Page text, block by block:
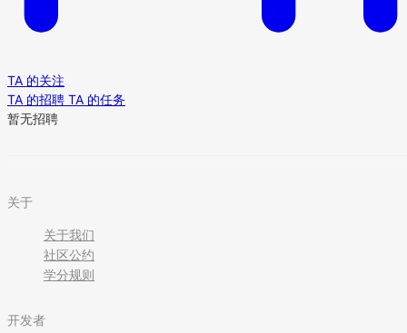
TA 的关注
TA 的招聘 TA 的任务
暂无招聘
关于
关于我们
社区公约
学分规则
开发者